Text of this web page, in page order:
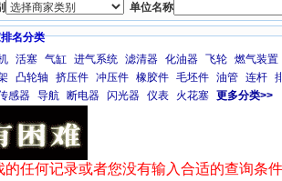
单位名称
名分类
活塞 气缸 进气系统 滤清器 化油器 飞轮 燃气装置
凸轮轴 挤压件 冲压件 橡胶件 毛坯件 油管 连杆
感器 导航 断电器 闪光器 仪表 火花塞 更多分类>>
的任何记录或者您没有输入合适的查询条